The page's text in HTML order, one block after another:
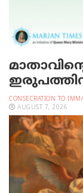
CONSECRATION TO
AUGUST 7, 2026